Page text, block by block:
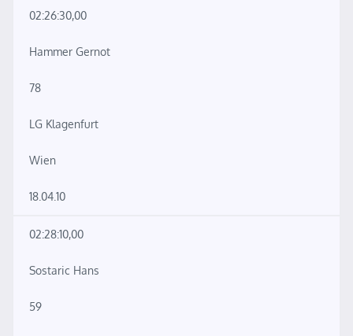
02:26:30,00
Hammer Gernot
78
LG Klagenfurt
Wien
18.04.10
02:28:10,00
Sostaric Hans
59